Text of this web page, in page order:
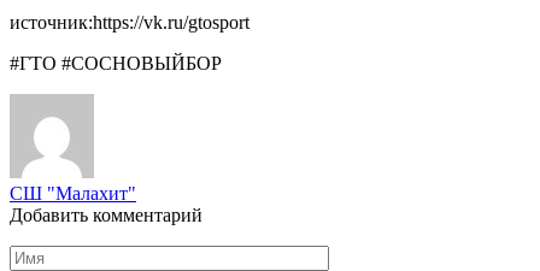
источник:https://vk.ru/gtosport
#ГТО #СОСНОВЫЙБОР
СШ "Малахит"
Добавить комментарий
Имя